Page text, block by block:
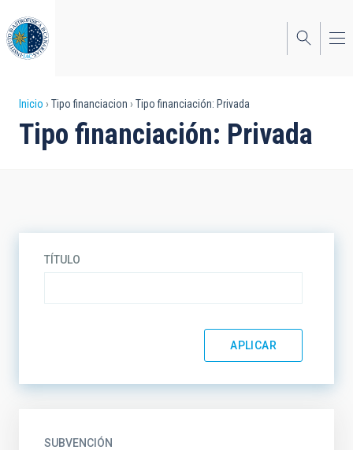
al
contenido
principal
Sobrescribir
enlaces
navegación
Inicio Tipo financiacion Tipo financiación: Privada
Tipo financiación: Privada
TÍTULO
SUBVENCIÓN